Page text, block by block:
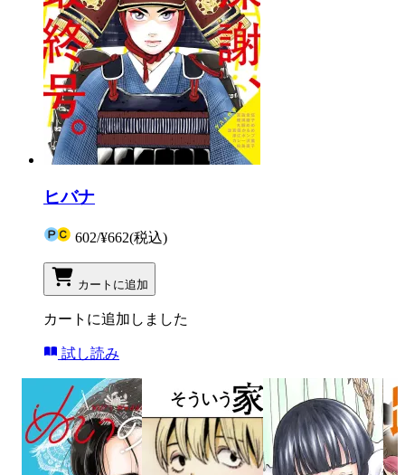
ヒバナ
602/¥662(税込)
カートに追加
カートに追加しました
試し読み